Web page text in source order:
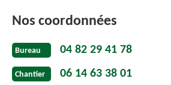
Nos coordonnées
Bureau 04 82 29 41 78
Chantier 06 14 63 38 01